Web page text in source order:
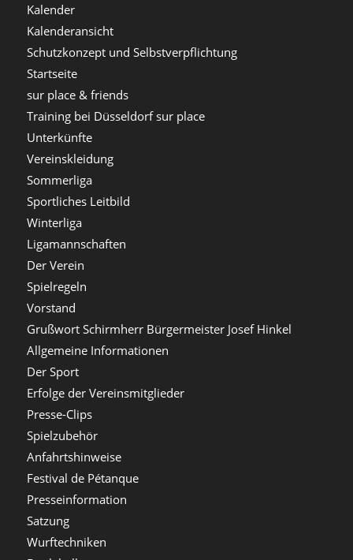
Kalender
Kalenderansicht
Schutzkonzept und Selbstverpflichtung
Startseite
sur place & friends
Training bei Düsseldorf sur place
Unterkünfte
Vereinskleidung
Sommerliga
Sportliches Leitbild
Winterliga
Ligamannschaften
Der Verein
Spielregeln
Vorstand
Grußwort Schirmherr Bürgermeister Josef Hinkel
Allgemeine Informationen
Der Sport
Erfolge der Vereinsmitglieder
Presse-Clips
Spielzubehör
Anfahrtshinweise
Festival de Pétanque
Presseinformation
Satzung
Wurftechniken